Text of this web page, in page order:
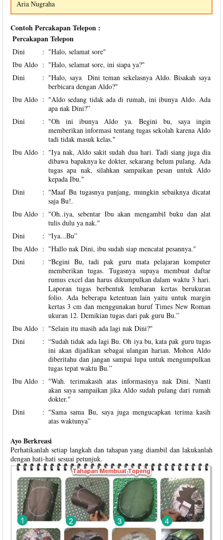
Aria Nugraha
Contoh Percakapan Telepon :
Percakapan Telepon
Dini : "Halo, selamat sore"
Ibu Aldo : "Halo, selamat sore, ini siapa ya?"
Dini
: "Halo, saya Dini teman sekelasnya Aldo. Bisakah saya
berbicara dengan Aldo?"
Ibu Aldo : "Aldo sedang tidak ada di rumah, ini ibunya Aldo. Ada
apa nak Dini?”
Dini
: "Oh ini ibunya Aldo ya. Begini bu, saya ingin
memberikan informasi tentang tugas sekolah karena Aldo
tadi tidak masuk kelas."
Ibu Aldo : "Iya nak, Aldo sakit sudah dua hari. Tadi siang juga dia
dibawa bapaknya ke dokter, sekarang belum pulang. Ada
tugas apa nak, silahkan sampaikan pesan untuk Aldo
kepada Ibu."
Dini
: "Maaf Bu tugasnya panjang, mungkin sebaiknya dicatat
saja Bu!.
Ibu Aldo : "Oh..iya, sebentar Ibu akan mengambil buku dan alat
tulis dulu ya nak."
Dini
: “Iya...Bu”
Ibu Aldo : "Hallo nak Dini, ibu sudah siap mencatat pesannya."
Dini
: “Begini Bu, tadi pak guru mata pelajaran komputer
memberikan tugas. Tugasnya supaya membuat daftar
rumus excel dan harus dikumpulkan dalam waktu 3 hari.
Laporan tugas berbentuk lembaran kertas berukuran
folio. Ada beberapa ketentuan lain yaitu untuk margin
kertas 3 cm dan menggunakan huruf Times New Roman
ukuran 12. Demikian tugas dari pak guru Bu.”
Ibu Aldo : "Selain itu masih ada lagi nak Dini?"
Dini
: “Sudah tidak ada lagi Bu. Oh iya bu, kata pak guru tugas
ini akan dijadikan sebagai ulangan harian. Mohon Aldo
diberitahu dan jangan sampai lupa untuk mengumpulkan
tugas tepat waktu Bu.”
Ibu Aldo : "Wah. terimakasih atas informasinya nak Dini. Nanti
akan saya sampaikan jika Aldo sudah pulang dari rumah
dokter."
Dini
: "Sama sama Bu, saya juga mengucapkan terima kasih
atas waktunya”
Ayo Berkreasi
Perhatikanlah setiap langkah dan tahapan yang diambil dan lakukanlah
dengan hati-hati sesuai petunjuk.